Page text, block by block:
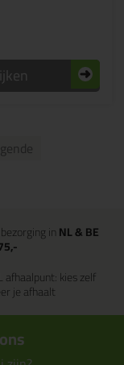
bezorging inNL & BE
afhaalpunt: kies zelf
je afhaalt